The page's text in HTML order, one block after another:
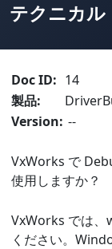
テクニカ
Doc ID: 14
製品:
Version: --
VxWorks で
使用しますか？
VxWorks では、
ください。